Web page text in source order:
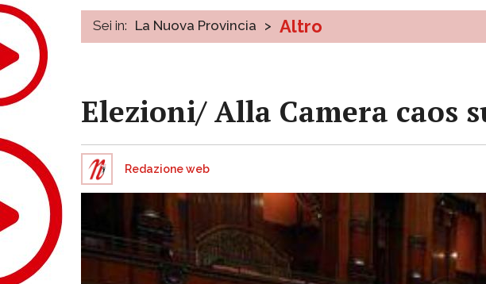
Sei in: La Nuova Provincia > Altro
Elezioni/ Alla Camera caos
Redazione web